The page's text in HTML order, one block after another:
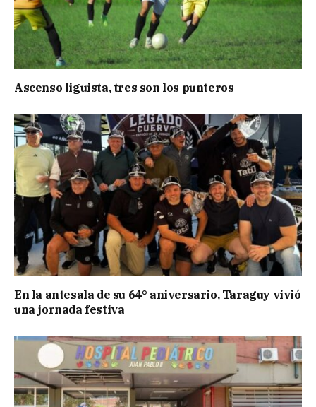
Ascenso liguista, tres son los punteros
En la antesala de su 64° aniversario, Taraguy vivió
una jornada festiva